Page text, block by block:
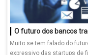
O futuro dos bancos
Muito se tem falado do
expressivo das startups de